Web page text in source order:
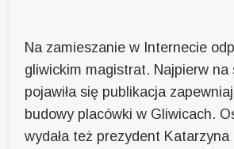
Na zamieszanie w Internecie
gliwickim magistrat. Najpierw
pojawiła się publikacja
budowy placówki w Gliwicach.
wydała też prezydent Katarzyna